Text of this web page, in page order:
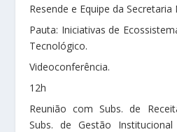
Resende e Equipe da
Pauta: Iniciativas de
Tecnológico.
Videoconferência.
12h
Reunião com Subs. de
Subs. de Gestão